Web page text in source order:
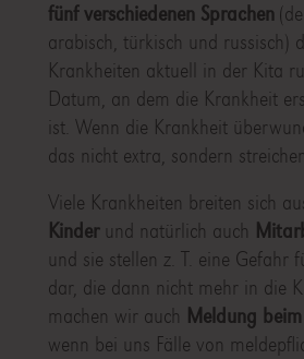
fünf verschiedenen Sprachen
arabisch, türkisch und russisch)
Krankheiten aktuell in der Kita
Datum, an dem die Krankheit
ist. Wenn die Krankheit
das nicht extra, sondern
Viele Krankheiten breiten sich
Kinderund natürlich auch
und sie stellen z. T. eine Gefahr
dar, die dann nicht mehr in die
machen wir auch Meldung
wenn bei uns Fälle von